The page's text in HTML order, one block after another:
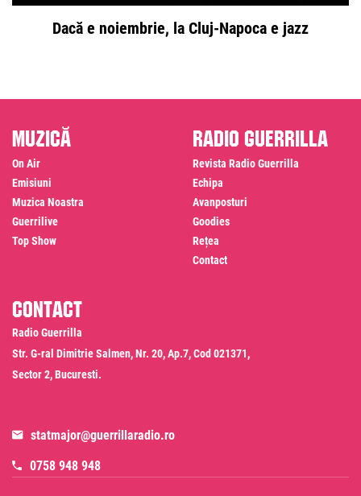
Dacă e noiembrie, la Cluj-Napoca e jazz
Muzică
On Air
Emisiuni
Muzica Noastra
Guerrilive
Top Show
Radio Guerrilla
Revista Radio Guerrilla
Echipa
Avanposturi
Goodies
Rețea
Contact
Contact
Radio Guerrilla
Str. G-ral Dimitrie Salmen, Nr. 20, Ap.7, Cod 021371,
Sector 2, Bucuresti.
statmajor@guerrillaradio.ro
0758 948 948